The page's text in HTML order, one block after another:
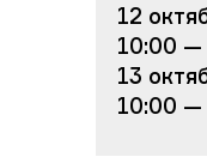
12
10:00 —
13
10:00 —